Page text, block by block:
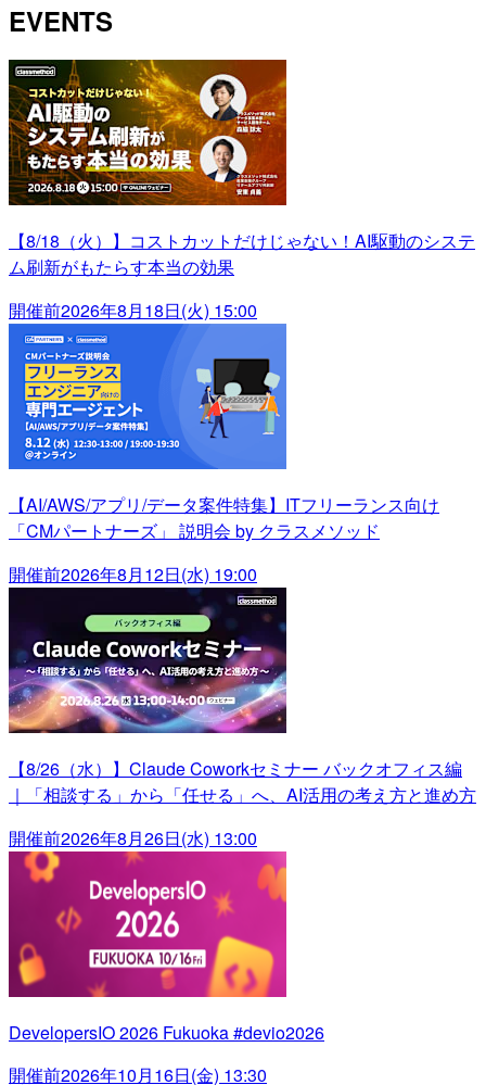
EVENTS
【8/18（火）】コストカットだけじゃない！AI駆動のシステ
ム刷新がもたらす本当の効果
開催前2026年8月18日(火) 15:00
【AI/AWS/アプリ/データ案件特集】ITフリーランス向け
「CMパートナーズ」 説明会 by クラスメソッド
開催前2026年8月12日(水) 19:00
【8/26（水）】Claude Coworkセミナー バックオフィス編
｜「相談する」から「任せる」へ、AI活用の考え方と進め方
開催前2026年8月26日(水) 13:00
DevelopersIO 2026 Fukuoka #devio2026
開催前2026年10月16日(金) 13:30